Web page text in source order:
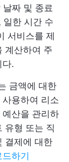
짜 및 종료
일한 시간 수
서비스를 제
계산하여 주
다.
금액에 대한
용하여 리소
산을 관리하
유형 또는 직
결제에 대한
하기